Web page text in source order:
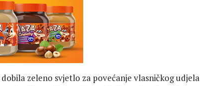
zeleno svjetlo za povećanje vlasničkog udjela